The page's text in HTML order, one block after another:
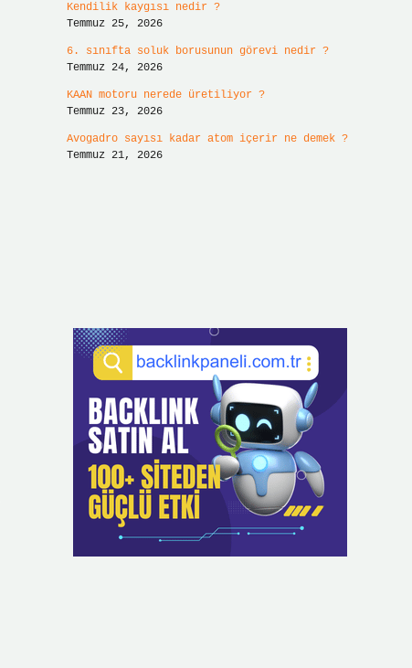
Kendilik kaygısı nedir ?
Temmuz 25, 2026
6. sınıfta soluk borusunun görevi nedir ?
Temmuz 24, 2026
KAAN motoru nerede üretiliyor ?
Temmuz 23, 2026
Avogadro sayısı kadar atom içerir ne demek ?
Temmuz 21, 2026